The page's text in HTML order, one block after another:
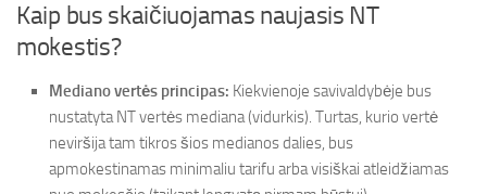
Kaip bus skaičiuojamas naujasis NT
mokestis?
Mediano vertės principas: Kiekvienoje savivaldybėje bus
nustatyta NT vertės mediana (vidurkis). Turtas, kurio vertė
neviršija tam tikros šios medianos dalies, bus
apmokestinamas minimaliu tarifu arba visiškai atleidžiamas